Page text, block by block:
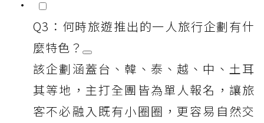
Q3：何時旅遊推出的一人旅行企劃有什
麼特色？
該企劃涵蓋台、韓、泰、越、中、土耳
其等地，主打全團皆為單人報名，讓旅
客不必融入既有小圈圈，更容易自然交